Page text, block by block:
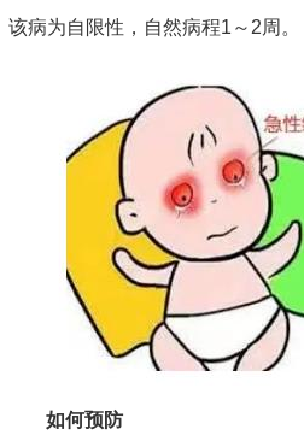
该病为自限性，自然病程1～2周。
如何预防